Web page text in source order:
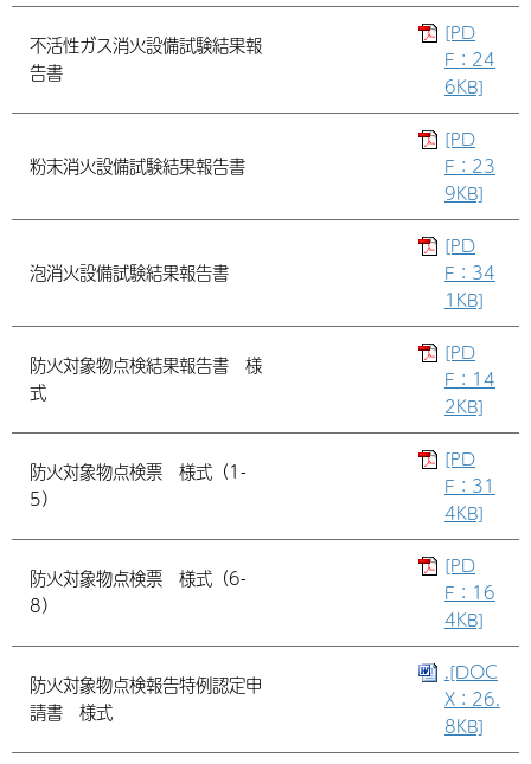
不活性ガス消火設備試験結果報
告書
[PD
F：24
6KB]
粉末消火設備試験結果報告書
[PD
F：23
9KB]
泡消火設備試験結果報告書
[PD
F：34
1KB]
防火対象物点検結果報告書 様
式
[PD
F：14
2KB]
防火対象物点検票 様式（1-
5）
[PD
F：31
4KB]
防火対象物点検票 様式（6-
8）
[PD
F：16
4KB]
防火対象物点検報告特例認定申
請書 様式
.[DOC
X：26.
8KB]